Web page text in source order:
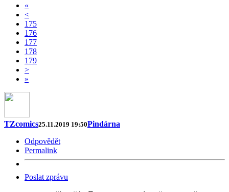
«
<
175
176
177
178
179
>
»
TZcomics25.11.2019 19:50Pindárna
Odpovědět
Permalink
Poslat zprávu